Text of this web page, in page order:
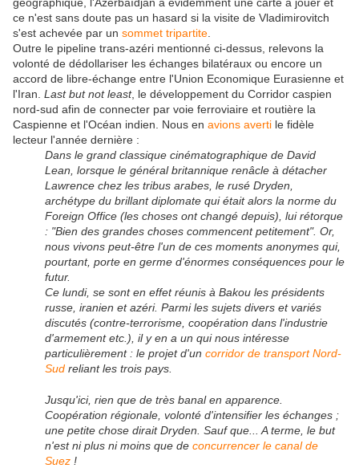
ce n'est sans doute pas un hasard si la visite de Vladimirovitch
s'est achevée par un sommet tripartite
Outre le pipeline trans-azéri mentionné ci-dessus, relevons la
volonté de dédollariser les échanges bilatéraux ou encore un
accord de libre-échange entre l'Union Economique Eurasienne et
l'Iran. Last but not least, le développement du Corridor caspien
nord-sud afin de connecter par voie ferroviaire et routière la
Caspienne et l'Océan indien. Nous en avions averti le fidèle
lecteur l'année dernière :
Dans le grand classique cinématographique de David
Lean, lorsque le général britannique renâcle à détacher
Lawrence chez les tribus arabes, le rusé Dryden,
archétype du brillant diplomate qui était alors la norme du
Foreign Office (les choses ont changé depuis), lui rétorque
: "Bien des grandes choses commencent petitement". Or,
nous vivons peut-être l'un de ces moments anonymes qui,
pourtant, porte en germe d'énormes conséquences pour le
futur.
Ce lundi, se sont en effet réunis à Bakou les présidents
russe, iranien et azéri. Parmi les sujets divers et variés
discutés (contre-terrorisme, coopération dans l'industrie
d'armement etc.), il y en a un qui nous intéresse
particulièrement : le projet d'un corridor de transport Nord-
Sud reliant les trois pays.
Jusqu'ici, rien que de très banal en apparence.
Coopération régionale, volonté d'intensifier les échanges ;
une petite chose dirait Dryden. Sauf que... A terme, le but
n'est ni plus ni moins que de concurrencer le canal de
Suez !